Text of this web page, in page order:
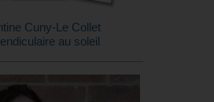
Cuny-Le Collet
au soleil